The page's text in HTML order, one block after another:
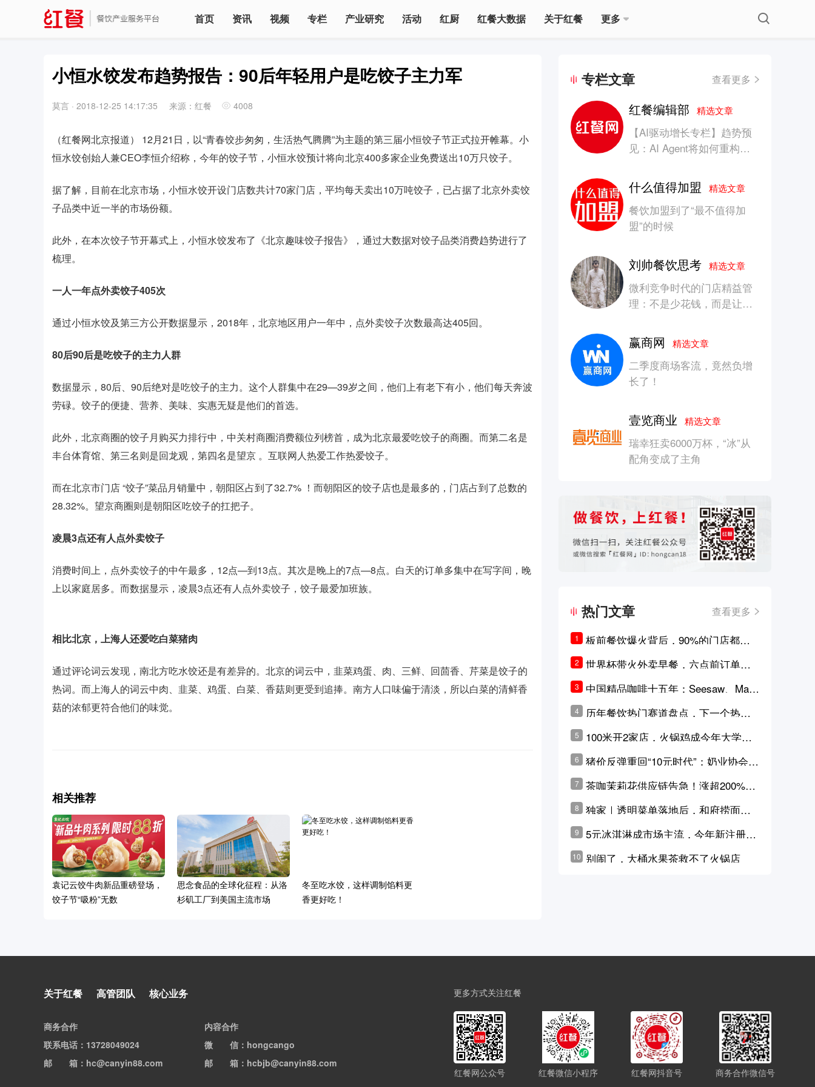
首页 资讯 视频 专栏 产业研究 活动 红厨 红餐大数据 关于红餐 更多
小恒水饺发布趋势报告：90后年轻用户是吃饺子主力军
莫言 · 2018-12-25 14:17:35 来源：红餐 4008
（红餐网北京报道） 12月21日，以“青春饺步匆匆，生活热气腾腾”为主题的第三届小恒饺子节正式拉开帷幕。小
恒水饺创始人兼CEO李恒介绍称，今年的饺子节，小恒水饺预计将向北京400多家企业免费送出10万只饺子。
据了解，目前在北京市场，小恒水饺开设门店数共计70家门店，平均每天卖出10万吨饺子，已占据了北京外卖饺
子品类中近一半的市场份额。
此外，在本次饺子节开幕式上，小恒水饺发布了《北京趣味饺子报告》，通过大数据对饺子品类消费趋势进行了
梳理。
一人一年点外卖饺子405次
通过小恒水饺及第三方公开数据显示，2018年，北京地区用户一年中，点外卖饺子次数最高达405回。
80后90后是吃饺子的主力人群
数据显示，80后、90后绝对是吃饺子的主力。这个人群集中在29—39岁之间，他们上有老下有小，他们每天奔波
劳碌。饺子的便捷、营养、美味、实惠无疑是他们的首选。
此外，北京商圈的饺子月购买力排行中，中关村商圈消费额位列榜首，成为北京最爱吃饺子的商圈。而第二名是
丰台体育馆、第三名则是回龙观，第四名是望京 。互联网人热爱工作热爱饺子。
而在北京市门店 “饺子”菜品月销量中，朝阳区占到了32.7% ！而朝阳区的饺子店也是最多的，门店占到了总数的
28.32%。望京商圈则是朝阳区吃饺子的扛把子。
凌晨3点还有人点外卖饺子
消费时间上，点外卖饺子的中午最多，12点—到13点。其次是晚上的7点—8点。白天的订单多集中在写字间，晚
上以家庭居多。而数据显示，凌晨3点还有人点外卖饺子，饺子最爱加班族。
相比北京，上海人还爱吃白菜猪肉
通过评论词云发现，南北方吃水饺还是有差异的。北京的词云中，韭菜鸡蛋、肉、三鲜、回茴香、芹菜是饺子的
热词。而上海人的词云中肉、韭菜、鸡蛋、白菜、香菇则更受到追捧。南方人口味偏于清淡，所以白菜的清鲜香
菇的浓郁更符合他们的味觉。
相关推荐
袁记云饺牛肉新品重磅登场，
饺子节“吸粉”无数
思念食品的全球化征程：从洛
杉矶工厂到美国主流市场
冬至吃水饺，这样调制馅料更
香更好吃！
Omakase？
专栏文章 查看更多
红餐编辑部精选文章
【AI驱动增长专栏】趋势预
见：AI Agent将如何重构消
什么值得加盟精选文章
餐饮加盟到了“最不值得加
盟”的时候
刘帅餐饮思考精选文章
微利竞争时代的门店精益管
理：不是少花钱，而是让每
赢商网精选文章
二季度商场客流，竟然负增
长了！
壹览商业精选文章
瑞幸狂卖6000万杯，“冰”从
配角变成了主角
热门文章 查看更多
1
板前餐饮爆火背后，90%的门店都只
是徒有其表的刻意作秀？
2
世界杯带火外卖早餐，六点前订单大
3
中国精品咖啡十五年：Seesaw、Man
ner、M Stand为何结出了不同的果
实？
4
历年餐饮热门赛道盘点，下一个热门
5
100米开2家店，火锅鸡成今年大学城
6
猪价反弹重回“10元时代”；奶业协会称
原奶价格现回暖迹象
7
茶咖茉莉花供应链告急！涨超200%，
横州花价冲破50元一斤
8
独家｜透明菜单落地后，和府捞面李
学林公布未来10年计划
9
5元冰淇淋成市场主流，今年新注册相
10 别闹了，大桶水果茶救不了火锅店
关于红餐 高管团队 核心业务
商务合作
联系电话 ：13728049024
邮箱：hc@canyin88.com
内容合作
微信：hongcango
邮箱：hcbjb@canyin88.com
更多方式关注红餐
红餐网公众号 红餐微信小程序 红餐网抖音号 商务合作微信号